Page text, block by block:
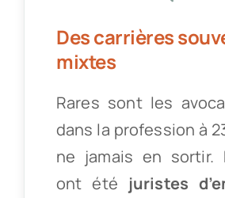
Des carrières
mixtes
Rares sont les
dans la profession à
ne jamais en sortir.
ont été juristes